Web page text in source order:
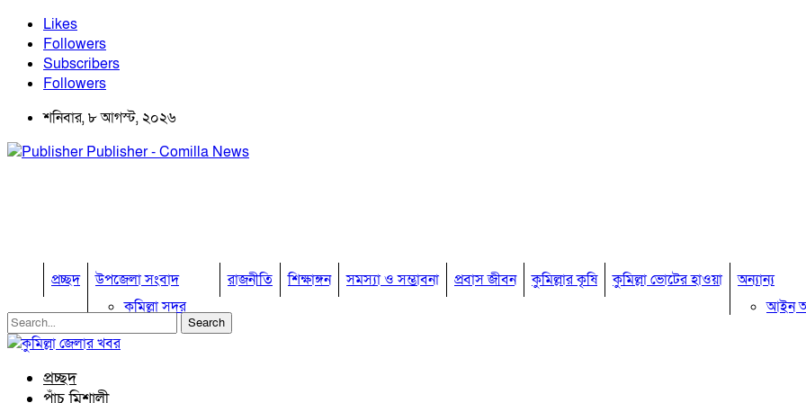
Likes
Followers
Subscribers
Followers
শনিবার, ৮ আগস্ট, ২০২৬
Publisher - Comilla News
প্রচ্ছদ
উপজেলা সংবাদ
কুমিল্লা সদর
কুমিল্লা সদর দক্ষিণ
রাজনীতি শিক্ষাঙ্গন সমস্যা ও সম্ভাবনা প্রবাস জীবন কুমিল্লার কৃষি কুমিল্লা ভোটের হাওয়া
অন্যান্য
আইন
প্রচ্ছদ